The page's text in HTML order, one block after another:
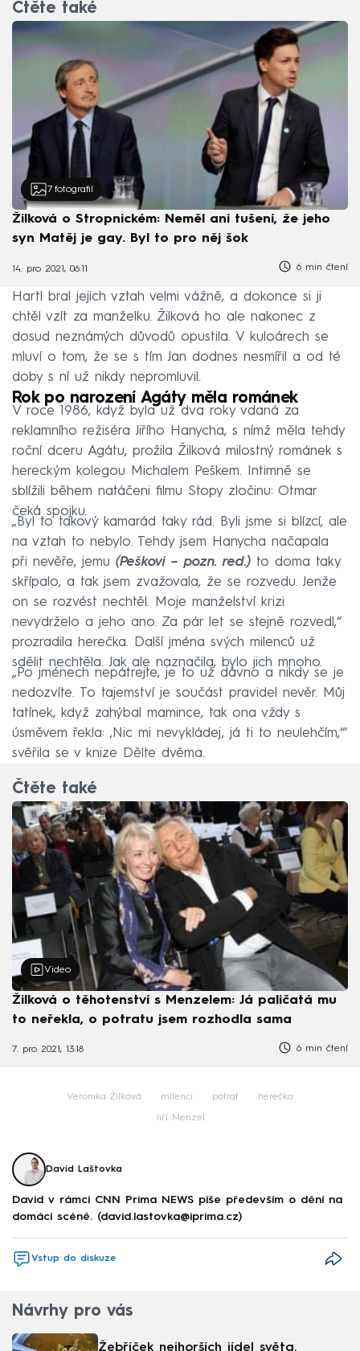
Čtěte také
7 fotografií
Žilková o Stropnickém: Neměl ani tušení, že jeho
syn Matěj je gay. Byl to pro něj šok
14. pro 2021, 06:11 6 min čtení
Hartl bral jejich vztah velmi vážně, a dokonce si ji
chtěl vzít za manželku. Žilková ho ale nakonec z
dosud neznámých důvodů opustila. V kuloárech se
mluví o tom, že se s tím Jan dodnes nesmířil a od té
doby s ní už nikdy nepromluvil.
Rok po narození Agáty měla románek
V roce 1986, když byla už dva roky vdaná za
reklamního režiséra Jiřího Hanycha, s nímž měla tehdy
roční dceru Agátu, prožila Žilková milostný románek s
hereckým kolegou Michalem Peškem. Intimně se
sblížili během natáčeni filmu Stopy zločinu: Otmar
čeká spojku.
„Byl to takový kamarád taky rád. Byli jsme si blízcí, ale
na vztah to nebylo. Tehdy jsem Hanycha načapala
při nevěře, jemu (Peškovi –⁠ pozn. red.) to doma taky
skřípalo, a tak jsem zvažovala, že se rozvedu. Jenže
on se rozvést nechtěl. Moje manželství krizi
nevydrželo a jeho ano. Za pár let se stejně rozvedl,“
prozradila herečka. Další jména svých milenců už
sdělit nechtěla. Jak ale naznačila, bylo jich mnoho.
„Po jménech nepátrejte, je to už dávno a nikdy se je
nedozvíte. To tajemství je součást pravidel nevěr. Můj
tatínek, když zahýbal mamince, tak ona vždy s
úsměvem řekla: ‚Nic mi nevykládej, já ti to neulehčím,‘“
svěřila se v knize Dělte dvěma.
Čtěte také
Video
Žilková o těhotenství s Menzelem: Já paličatá mu
to neřekla, o potratu jsem rozhodla sama
7. pro 2021, 13:18 6 min čtení
Veronika Žilková milenci potrat herečka
Jiří Menzel
David Laštovka
David v rámci CNN Prima NEWS píše především o dění na
domácí scéně. (david.lastovka@iprima.cz)
Vstup do diskuze
Návrhy pro vás
Žebříček nejhorších jídel světa.